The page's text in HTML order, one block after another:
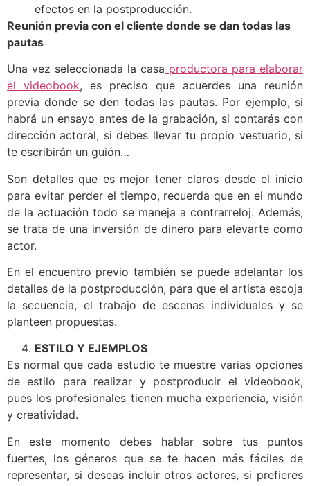
efectos en la postproducción.
Reunión previa con el cliente donde se dan todas las
pautas
Una vez seleccionada la casa productora para elaborar
el videobook, es preciso que acuerdes una reunión
previa donde se den todas las pautas. Por ejemplo, si
habrá un ensayo antes de la grabación, si contarás con
dirección actoral, si debes llevar tu propio vestuario, si
te escribirán un guión…
Son detalles que es mejor tener claros desde el inicio
para evitar perder el tiempo, recuerda que en el mundo
de la actuación todo se maneja a contrarreloj. Además,
se trata de una inversión de dinero para elevarte como
actor.
En el encuentro previo también se puede adelantar los
detalles de la postproducción, para que el artista escoja
la secuencia, el trabajo de escenas individuales y se
planteen propuestas.
ESTILO Y EJEMPLOS
Es normal que cada estudio te muestre varias opciones
de estilo para realizar y postproducir el videobook,
pues los profesionales tienen mucha experiencia, visión
y creatividad.
En este momento debes hablar sobre tus puntos
fuertes, los géneros que se te hacen más fáciles de
representar, si deseas incluir otros actores, si prefieres